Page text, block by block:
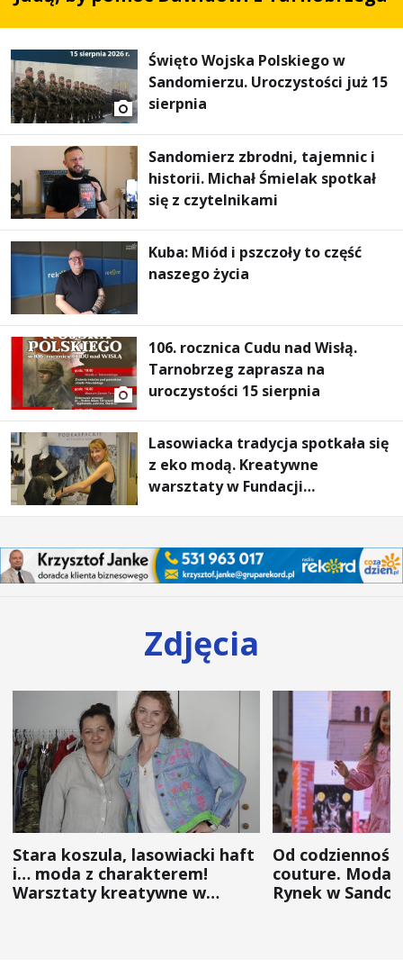
Święto Wojska Polskiego w
Sandomierzu. Uroczystości już 15
sierpnia
Sandomierz zbrodni, tajemnic i
historii. Michał Śmielak spotkał
się z czytelnikami
Kuba: Miód i pszczoły to część
naszego życia
106. rocznica Cudu nad Wisłą.
Tarnobrzeg zaprasza na
uroczystości 15 sierpnia
Lasowiacka tradycja spotkała się
z eko modą. Kreatywne
warsztaty w Fundacji
Zdjęcia
Stara koszula, lasowiacki haft
i… moda z charakterem!
Warsztaty kreatywne w
Od
couture. Moda
Rynek w